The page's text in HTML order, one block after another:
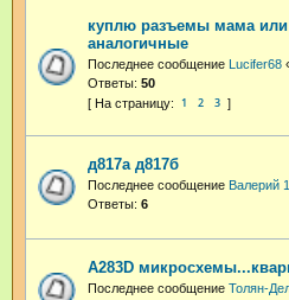
куплю разъемы мама или
аналогичные
Последнее сообщение Lucifer68
Ответы: 50
1 2 3
д817а д817б
Последнее сообщение Валерий
Ответы: 6
A283D
Последнее сообщение Толян-